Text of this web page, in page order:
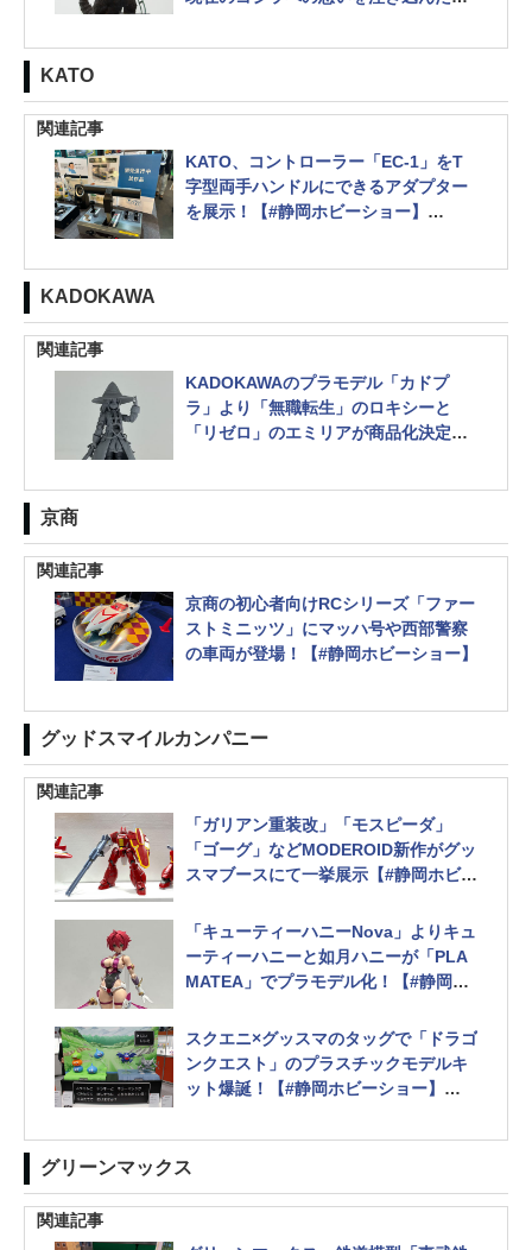
KATO
関連記事
KATO、コントローラー「EC-1」をT
字型両手ハンドルにできるアダプター
を展示！【#静岡ホビーショー】
KADOKAWA
関連記事
KADOKAWAのプラモデル「カドプ
ラ」より「無職転生」のロキシーと
「リゼロ」のエミリアが商品化決定！
京商
関連記事
京商の初心者向けRCシリーズ「ファー
ストミニッツ」にマッハ号や西部警察
の車両が登場！【#静岡ホビーショー】
グッドスマイルカンパニー
関連記事
「ガリアン重装改」「モスピーダ」
「ゴーグ」などMODEROID新作がグッ
スマブースにて一挙展示【#静岡ホビー
「キューティーハニーNova」よりキュ
ーティーハニーと如月ハニーが「PLA
MATEA」でプラモデル化！【#静岡ホ
ライザ、マシュ、鴇羽舞衣、草薙素子
など様々なプラモデルが展示
スクエニ×グッスマのタッグで「ドラゴ
ンクエスト」のプラスチックモデルキ
ット爆誕！【#静岡ホビーショー】
カラーも発売！
グリーンマックス
関連記事